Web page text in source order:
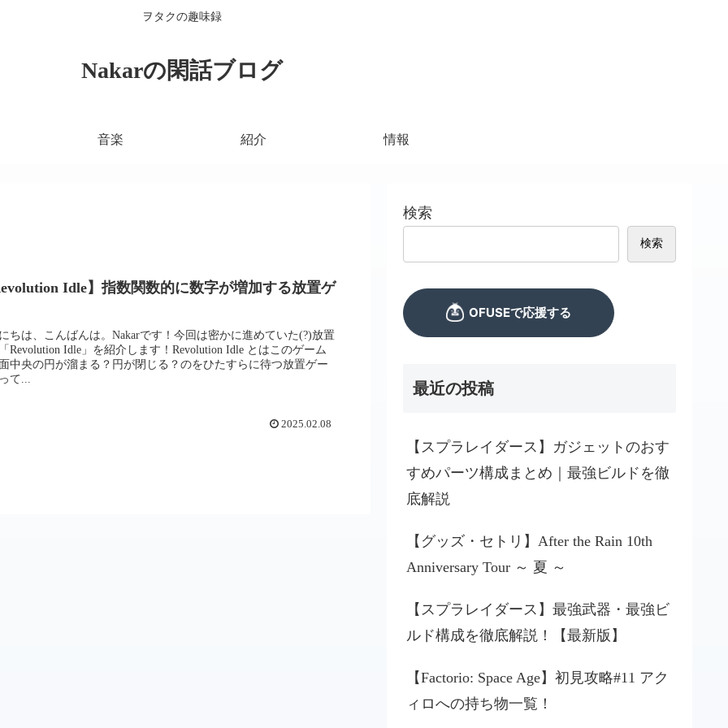
ヲタクの趣味録
Nakarの閑話ブログ
音楽 紹介 情報
Idle】指数関数的に数字が増加する放置ゲ
ちは、こんばんは。Nakarです！今回は密かに進めていた(?)放置
Revolution Idle」を紹介します！Revolution Idle とはこのゲーム
中央の円が溜まる？円が閉じる？のをひたすらに待つ放置ゲー
て...
2025.02.08
検索
検索
最近の投稿
【スプラレイダース】ガジェットのおす
すめパーツ構成まとめ｜最強ビルドを徹
底解説
【グッズ・セトリ】After the Rain 10th
Anniversary Tour ～ 夏 ～
【スプラレイダース】最強武器・最強ビ
ルド構成を徹底解説！【最新版】
【Factorio: Space Age】初見攻略#11 アク
ィロへの持ち物一覧！